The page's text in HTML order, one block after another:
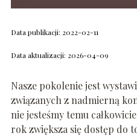
Data publikacji: 2022-02-11
Data aktualizacji: 2026-04-09
Nasze pokolenie jest
związanych z nadmierną
nie jesteśmy temu
rok zwiększa się dostęp do